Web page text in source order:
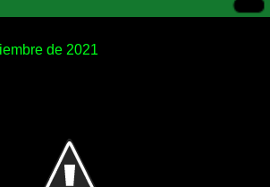
de 2021